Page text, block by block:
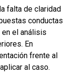
falta de claridad
conductas
en el análisis
En
frente al
al caso.